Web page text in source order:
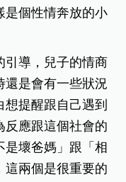
是個性情奔放的小
引導，兒子的情商
還是會有一些狀況
提醒跟自己遇到
反應跟這個社會的
壞爸媽」跟「相
這兩個是很重要的